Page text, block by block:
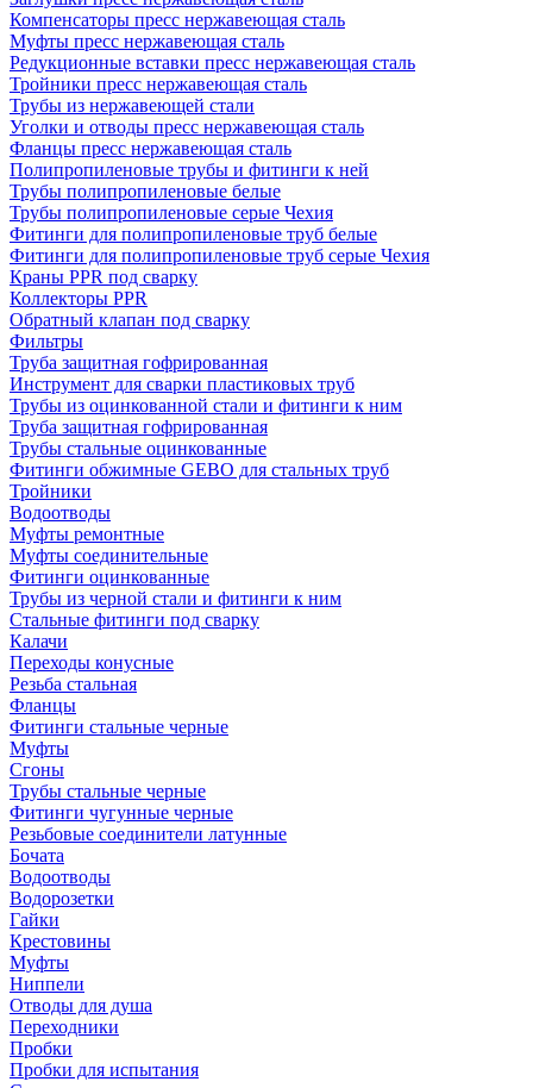
Компенсаторы пресс нержавеющая сталь
Муфты пресс нержавеющая сталь
Редукционные вставки пресс нержавеющая сталь
Тройники пресс нержавеющая сталь
Трубы из нержавеющей стали
Уголки и отводы пресс нержавеющая сталь
Фланцы пресс нержавеющая сталь
Полипропиленовые трубы и фитинги к ней
Трубы полипропиленовые белые
Трубы полипропиленовые серые Чехия
Фитинги для полипропиленовые труб белые
Фитинги для полипропиленовые труб серые Чехия
Краны PPR под сварку
Коллекторы PPR
Обратный клапан под сварку
Фильтры
Труба защитная гофрированная
Инструмент для сварки пластиковых труб
Трубы из оцинкованной стали и фитинги к ним
Труба защитная гофрированная
Трубы стальные оцинкованные
Фитинги обжимные GEBO для стальных труб
Тройники
Водоотводы
Муфты ремонтные
Муфты соединительные
Фитинги оцинкованные
Трубы из черной стали и фитинги к ним
Стальные фитинги под сварку
Калачи
Переходы конусные
Резьба стальная
Фланцы
Фитинги стальные черные
Муфты
Сгоны
Трубы стальные черные
Фитинги чугунные черные
Резьбовые соединители латунные
Бочата
Водоотводы
Водорозетки
Гайки
Крестовины
Муфты
Ниппели
Отводы для душа
Переходники
Пробки
Пробки для испытания